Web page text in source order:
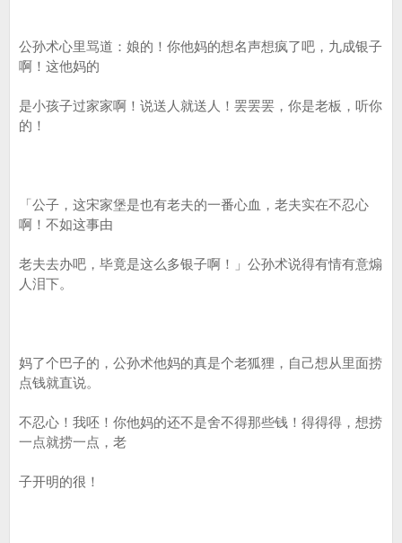
公孙术心里骂道：娘的！你他妈的想名声想疯了吧，九成银子
啊！这他妈的
是小孩子过家家啊！说送人就送人！罢罢罢，你是老板，听你
的！
「公子，这宋家堡是也有老夫的一番心血，老夫实在不忍心
啊！不如这事由
老夫去办吧，毕竟是这么多银子啊！」公孙术说得有情有意煽
人泪下。
妈了个巴子的，公孙术他妈的真是个老狐狸，自己想从里面捞
点钱就直说。
不忍心！我呸！你他妈的还不是舍不得那些钱！得得得，想捞
一点就捞一点，老
子开明的很！